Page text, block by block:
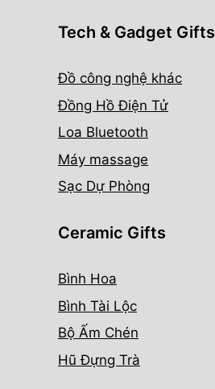
Tech & Gadget Gifts
Đồ công nghệ khác
Đồng Hồ Điện Tử
Loa Bluetooth
Máy massage
Sạc Dự Phòng
Ceramic Gifts
Bình Hoa
Bình Tài Lộc
Bộ Ấm Chén
Hũ Đựng Trà